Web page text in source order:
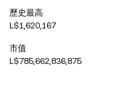
歷史最高
L$1,620,167
市值
L$785,662,836,875